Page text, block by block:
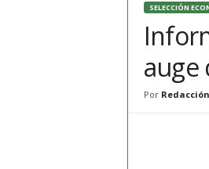
SELECCIÓN
auge
Por Redacción